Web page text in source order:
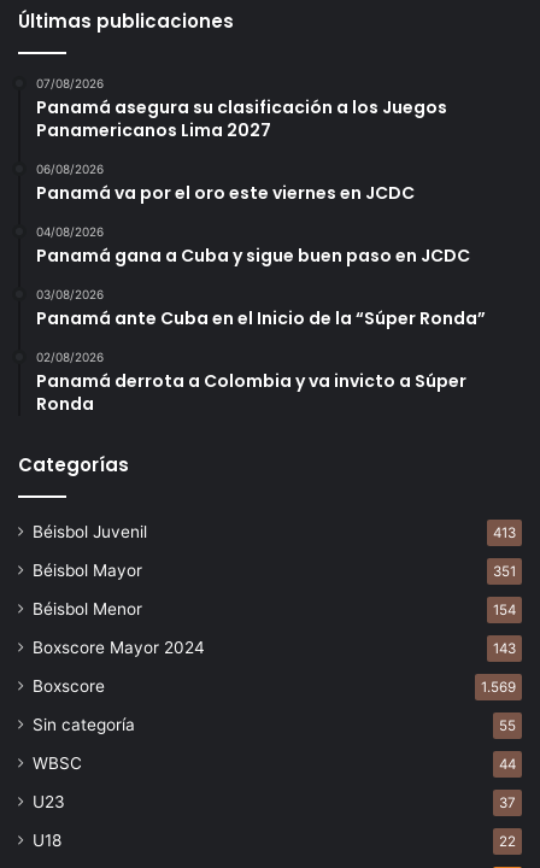
Últimas publicaciones
07/08/2026
Panamá asegura su clasificación a los Juegos
Panamericanos Lima 2027
06/08/2026
Panamá va por el oro este viernes en JCDC
04/08/2026
Panamá gana a Cuba y sigue buen paso en JCDC
03/08/2026
Panamá ante Cuba en el Inicio de la “Súper Ronda”
02/08/2026
Panamá derrota a Colombia y va invicto a Súper
Ronda
Categorías
Béisbol Juvenil 413
Béisbol Mayor 351
Béisbol Menor 154
Boxscore Mayor 2024 143
Boxscore 1.569
Sin categoría 55
WBSC 44
U23 37
U18 22